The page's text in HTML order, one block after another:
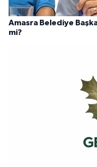
Amasra Belediye
mi?